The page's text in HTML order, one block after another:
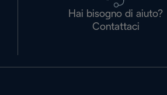
Hai bisogno di aiuto?
Contattaci